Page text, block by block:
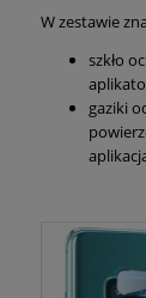
W zestawie
szkło
gaziki